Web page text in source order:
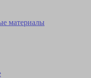
материалы